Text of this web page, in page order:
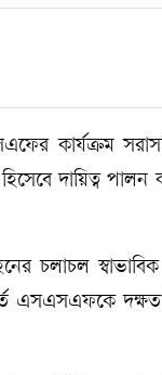
কার্যক্রম
হিসেবে দায়িত্ব
চলাচল
এসএসএফকে